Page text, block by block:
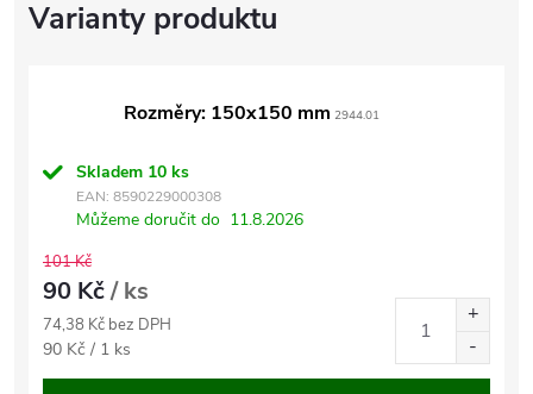
Rozměry: 150x150 mm 2944.01
Skladem 10 ks
EAN: 8590229000308
Můžeme doručit do 11.8.2026
101 Kč
90 Kč/ ks
74,38 Kč bez DPH
Měrná
cena:
90 Kč / 1 ks